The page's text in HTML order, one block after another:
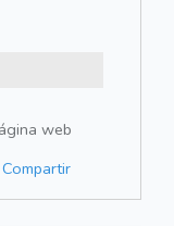
web
Compartir